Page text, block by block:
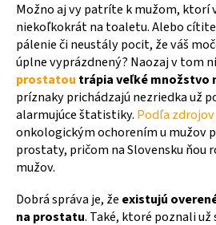
Možno aj vy patríte k mužom, ktorí
niekoľkokrát na toaletu. Alebo
pálenie či neustály pocit, že váš
úplne vyprázdnený? Naozaj v tom
prostatou trápia veľké množstvo
príznaky prichádzajú nezriedka už
alarmujúce štatistiky. Podľa zdrojov
onkologickým ochorením u mužov
prostaty, pričom na Slovensku ňou
mužov.
Dobrá správa je, že existujú
na prostatu. Také, ktoré poznali